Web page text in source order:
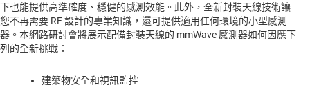
下也能提供高準確度、穩健的感測效能。此外，全新封裝天線技術讓
您不再需要 RF 設計的專業知識，還可提供適用任何環境的小型感測
器。本網路研討會將展示配備封裝天線的 mmWave 感測器如何因應下
列的全新挑戰：
建築物安全和視訊監控